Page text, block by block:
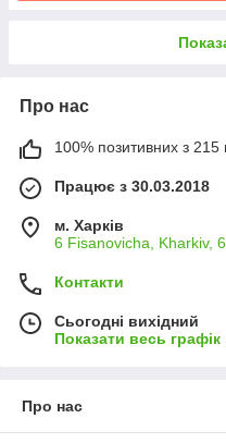
Про нас
100% позитивних з 215
Працює з 30.03.2018
м. Харків
6 Fisanovicha, Kharkiv,
Контакти
Сьогодні вихідний
Показати весь
Про нас